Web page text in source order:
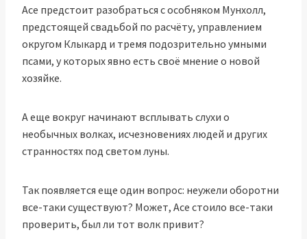
Асе предстоит разобраться с особняком Мунхолл,
предстоящей свадьбой по расчёту, управлением
округом Клыкард и тремя подозрительно умными
псами, у которых явно есть своё мнение о новой
хозяйке.
А еще вокруг начинают всплывать слухи о
необычных волках, исчезновениях людей и других
странностях под светом луны.
Так появляется еще один вопрос: неужели оборотни
все-таки существуют? Может, Асе стоило все-таки
проверить, был ли тот волк привит?